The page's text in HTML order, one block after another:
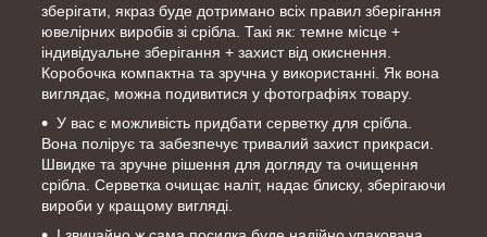
зберігати, якраз буде дотримано всіх правил зберігання
ювелірних виробів зі срібла. Такі як: темне місце +
індивідуальне зберігання + захист від окиснення.
Коробочка компактна та зручна у використанні. Як вона
виглядає, можна подивитися у фотографіях товару.
У вас є можливість придбати серветку для срібла.
Вона полірує та забезпечує тривалий захист прикраси.
Швидке та зручне рішення для догляду та очищення
срібла. Серветка очищає наліт, надає блиску, зберігаючи
вироби у кращому вигляді.